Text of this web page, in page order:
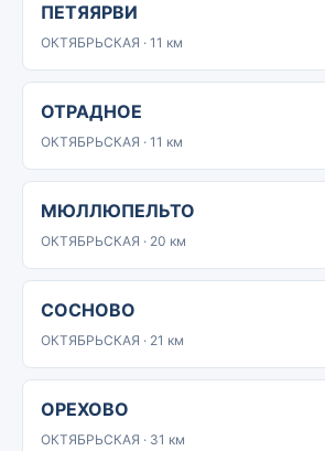
ПЕТЯЯРВИ
ОКТЯБРЬСКАЯ · 11 км
ОТРАДНОЕ
ОКТЯБРЬСКАЯ · 11 км
МЮЛЛЮПЕЛЬТО
ОКТЯБРЬСКАЯ · 20 км
СОСНОВО
ОКТЯБРЬСКАЯ · 21 км
ОРЕХОВО
ОКТЯБРЬСКАЯ · 31 км